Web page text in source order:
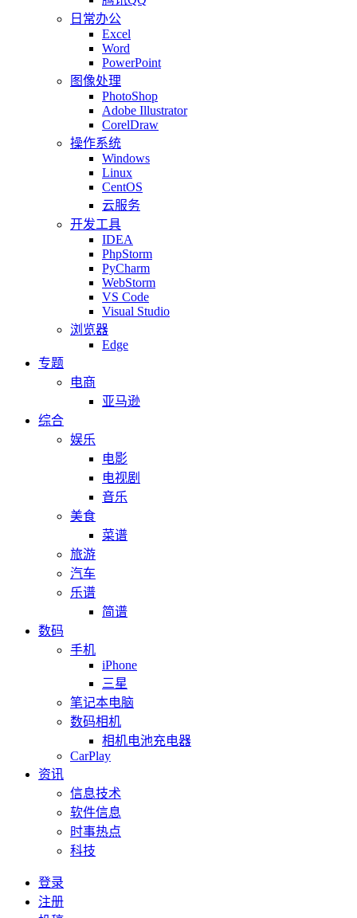
日常办公
Excel
Word
PowerPoint
图像处理
PhotoShop
Adobe Illustrator
CorelDraw
操作系统
Windows
Linux
CentOS
云服务
开发工具
IDEA
PhpStorm
PyCharm
WebStorm
VS Code
Visual Studio
浏览器
Edge
专题
电商
亚马逊
综合
娱乐
电影
电视剧
音乐
美食
菜谱
旅游
汽车
乐谱
简谱
数码
手机
iPhone
三星
笔记本电脑
数码相机
相机电池充电器
CarPlay
资讯
信息技术
软件信息
时事热点
科技
登录
注册